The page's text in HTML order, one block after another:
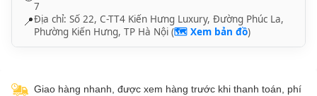
7
📍Địa chỉ: Số 22, C-TT4 Kiến Hưng Luxury, Đường Phúc La,
Phường Kiến Hưng, TP Hà Nội (🗺️ Xem bản đồ)
Giao hàng nhanh, được xem hàng trước khi thanh toán, phí